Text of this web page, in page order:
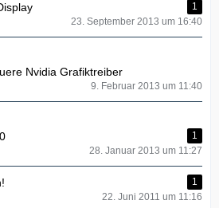
1
23. September 2013 um 16:40
Nvidia Grafiktreiber
9. Februar 2013 um 11:40
1
28. Januar 2013 um 11:27
1
22. Juni 2011 um 11:16